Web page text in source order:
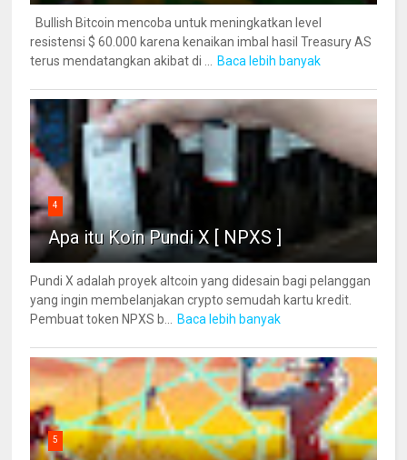
Bullish Bitcoin mencoba untuk meningkatkan level
resistensi $ 60.000 karena kenaikan imbal hasil Treasury AS
terus mendatangkan akibat di ... Baca lebih banyak
4
Apa itu Koin Pundi X [ NPXS ]
Pundi X adalah proyek altcoin yang didesain bagi pelanggan
yang ingin membelanjakan crypto semudah kartu kredit.
Pembuat token NPXS b... Baca lebih banyak
5